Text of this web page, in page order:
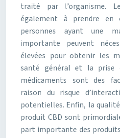
traité par l’organisme.
également à prendre en
personnes ayant une
importante peuvent
élevées pour obtenir les
santé général et la prise
médicaments sont des
raison du risque
potentielles. Enfin, la
produit CBD sont
part importante des